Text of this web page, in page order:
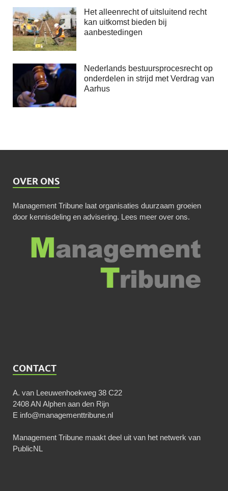
Het alleenrecht of uitsluitend recht
kan uitkomst bieden bij
aanbestedingen
Nederlands bestuursprocesrecht op
onderdelen in strijd met Verdrag van
Aarhus
OVER ONS
Management Tribune laat organisaties duurzaam groeien
door kennisdeling en advisering. Lees meer over ons.
CONTACT
A. van Leeuwenhoekweg 38 C22
2408 AN Alphen aan den Rijn
E info@managementtribune.nl
Management Tribune maakt deel uit van het netwerk van
PublicNL